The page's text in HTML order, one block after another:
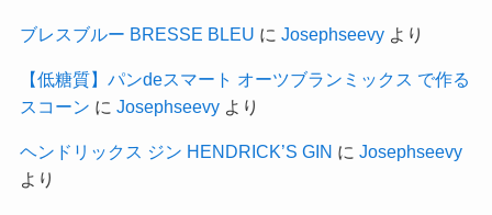
ブレスブルー BRESSE BLEU に Josephseevyより
【低糖質】パンdeスマート オーツブランミックス で作る
スコーン に Josephseevyより
ヘンドリックス ジン HENDRICK’S GIN に Josephseevy
より